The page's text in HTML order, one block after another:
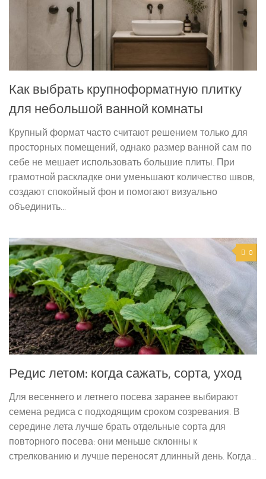
Как выбрать крупноформатную плитку
для небольшой ванной комнаты
Крупный формат часто считают решением только для
просторных помещений, однако размер ванной сам по
себе не мешает использовать большие плиты. При
грамотной раскладке они уменьшают количество швов,
создают спокойный фон и помогают визуально
объединить...
0
Редис летом: когда сажать, сорта, уход
Для весеннего и летнего посева заранее выбирают
семена редиса с подходящим сроком созревания. В
середине лета лучше брать отдельные сорта для
повторного посева: они меньше склонны к
стрелкованию и лучше переносят длинный день. Когда...